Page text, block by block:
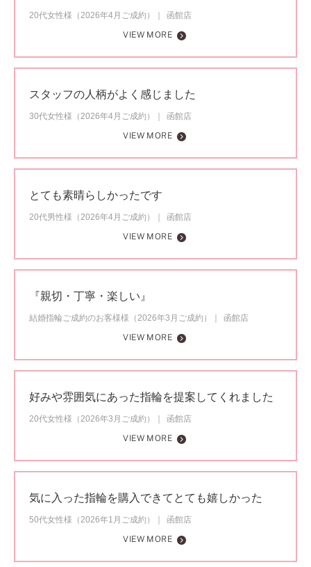
20代女性様（2026年4月ご成約）
函館店
VIEW MORE
スタッフの人柄がよく感じました
30代女性様（2026年4月ご成約）
函館店
VIEW MORE
とても素晴らしかったです
20代男性様（2026年4月ご成約）
函館店
VIEW MORE
『親切・丁寧・楽しい』
結婚指輪ご成約のお客様様（2026年3月ご成約）
函館店
VIEW MORE
好みや雰囲気にあった指輪を提案してくれました
20代女性様（2026年3月ご成約）
函館店
VIEW MORE
気に入った指輪を購入できてとても嬉しかった
50代女性様（2026年1月ご成約）
函館店
VIEW MORE